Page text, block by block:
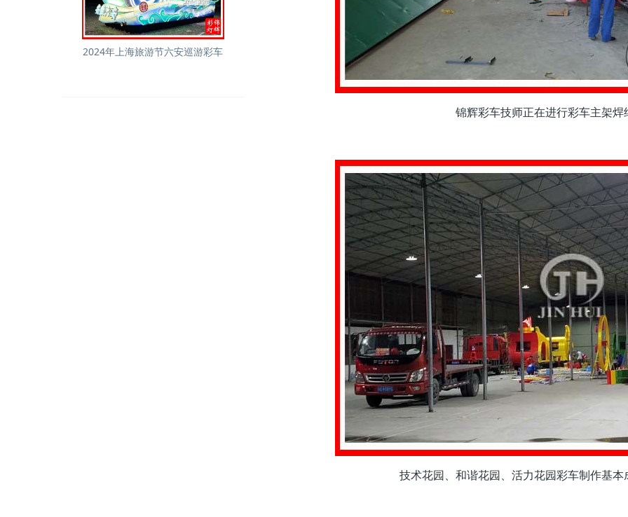
锦辉彩车技师正在进行彩车主架
技术花园、和谐花园、活力花园彩车制作基
2024年上海旅游节六安巡游彩车